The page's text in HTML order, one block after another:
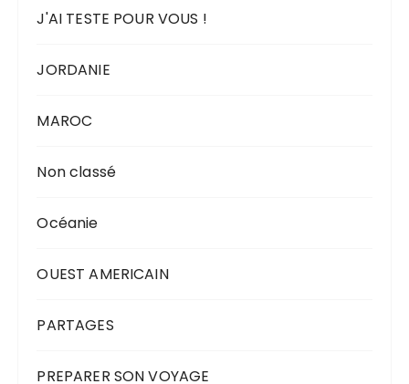
J'AI TESTE POUR VOUS !
JORDANIE
MAROC
Non classé
Océanie
OUEST AMERICAIN
PARTAGES
PREPARER SON VOYAGE